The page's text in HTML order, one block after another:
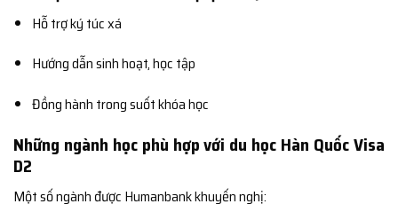
Hỗ trợ ký túc xá
Hướng dẫn sinh hoạt, học tập
Đồng hành trong suốt khóa học
Những ngành học phù hợp với du học Hàn Quốc Visa
D2
Một số ngành được Humanbank khuyến nghị: